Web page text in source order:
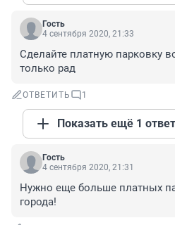
Гость
4 сентября 2020, 21:33
Сделайте платную парковку
только рад
ОТВЕТИТЬ 1
Показать ещё 1 ответ
Гость
4 сентября 2020, 21:31
Нужно еще больше платных
города!